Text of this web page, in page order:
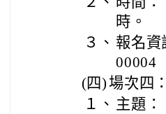
時。
３、 報名資
00004
(四)場次四：
１、 主題